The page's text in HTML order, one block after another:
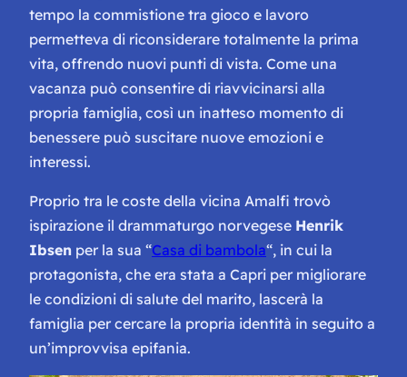
tempo la commistione tra gioco e lavoro
permetteva di riconsiderare totalmente la prima
vita, offrendo nuovi punti di vista. Come una
vacanza può consentire di riavvicinarsi alla
propria famiglia, così un inatteso momento di
benessere può suscitare nuove emozioni e
interessi.
Proprio tra le coste della vicina Amalfi trovò
ispirazione il drammaturgo norvegese Henrik
Ibsen per la sua “Casa di bambola“, in cui la
protagonista, che era stata a Capri per migliorare
le condizioni di salute del marito, lascerà la
famiglia per cercare la propria identità in seguito a
un’improvvisa epifania.